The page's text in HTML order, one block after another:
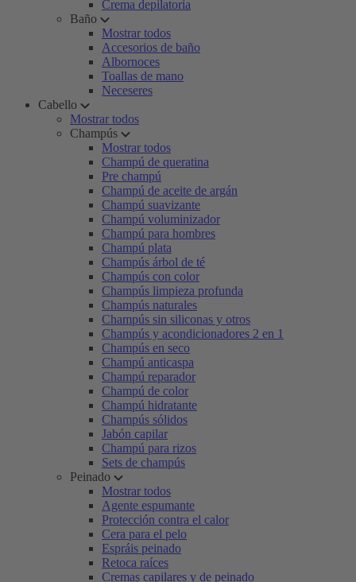
Crema depilatoria
Baño
Mostrar todos
Accesorios de baño
Albornoces
Toallas de mano
Neceseres
Cabello
Mostrar todos
Champús
Mostrar todos
Champú de queratina
Pre champú
Champú de aceite de argán
Champú suavizante
Champú voluminizador
Champú para hombres
Champú plata
Champús árbol de té
Champús con color
Champús limpieza profunda
Champús naturales
Champús sin siliconas y otros
Champús y acondicionadores 2 en 1
Champús en seco
Champú anticaspa
Champú reparador
Champú de color
Champú hidratante
Champús sólidos
Jabón capilar
Champú para rizos
Sets de champús
Peinado
Mostrar todos
Agente espumante
Protección contra el calor
Cera para el pelo
Espráis peinado
Retoca raíces
Cremas capilares y de peinado